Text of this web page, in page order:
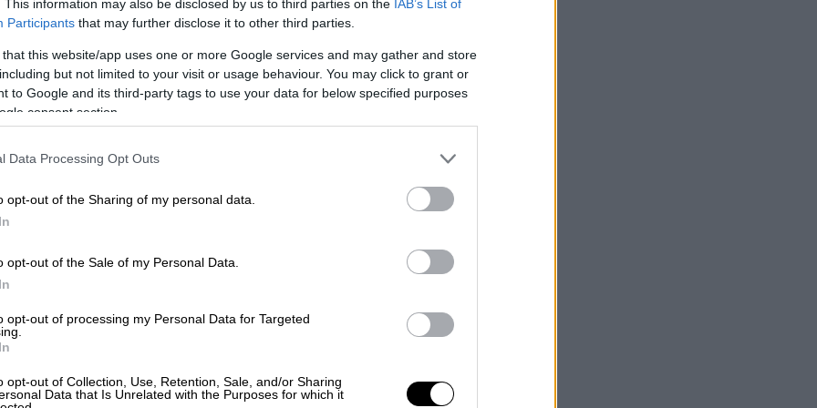
This information may also be disclosed by us to third parties on the IAB’s List of
Participants that may further disclose it to other third parties.
this website/app uses one or more Google services and may gather and store
but not limited to your visit or usage behaviour. You may click to grant or
to Google and its third-party tags to use your data for below specified purposes
consent section.
Data Processing Opt Outs
opt-out of the Sharing of my personal data.
opt-out of the Sale of my Personal Data.
opt-out of processing my Personal Data for Targeted
opt-out of Collection, Use, Retention, Sale, and/or Sharing
Data that Is Unrelated with the Purposes for which it
και να γλεντάει σαν να μην τρέχει